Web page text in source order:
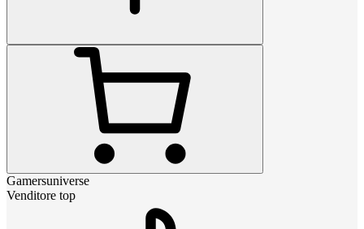
Gamersuniverse
Venditore top